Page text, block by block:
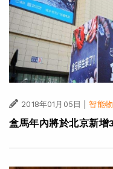
2018年01月05日 | 智能
盒馬年內將於北京新